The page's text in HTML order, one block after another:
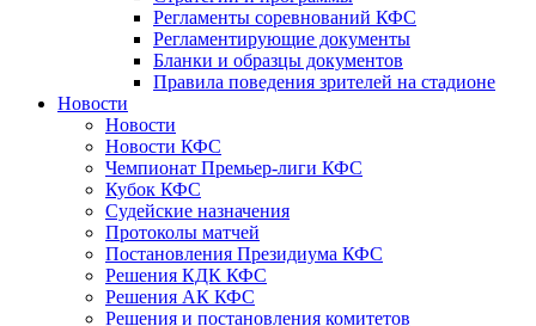
Регламенты соревнований КФС
Регламентирующие документы
Бланки и образцы документов
Правила поведения зрителей на стадионе
Новости
Новости
Новости КФС
Чемпионат Премьер-лиги КФС
Кубок КФС
Судейские назначения
Протоколы матчей
Постановления Президиума КФС
Решения КДК КФС
Решения АК КФС
Решения и постановления комитетов